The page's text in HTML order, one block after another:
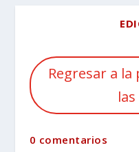
Regresar a
0 comentarios